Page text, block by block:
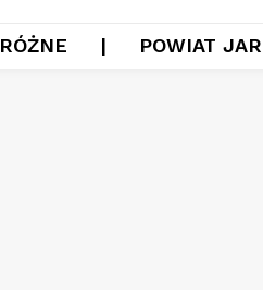
RÓŻNE | POWIAT